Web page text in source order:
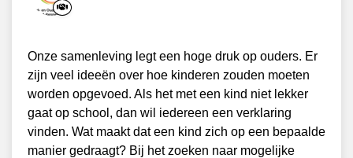
Onze samenleving legt een hoge druk op ouders. Er
zijn veel ideeën over hoe kinderen zouden moeten
worden opgevoed. Als het met een kind niet lekker
gaat op school, dan wil iedereen een verklaring
vinden. Wat maakt dat een kind zich op een bepaalde
manier gedraagt? Bij het zoeken naar mogelijke